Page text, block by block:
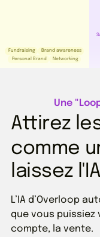
Fundraising
Brand awareness
Personal Brand
Networking
Une
Attirez
comme
laissez
L’IA d’Overloop
que vous
compte, la vente.